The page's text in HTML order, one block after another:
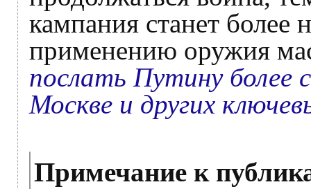
кампания станет более
применению оружия
послать Путину более
Москве и других
Примечание к